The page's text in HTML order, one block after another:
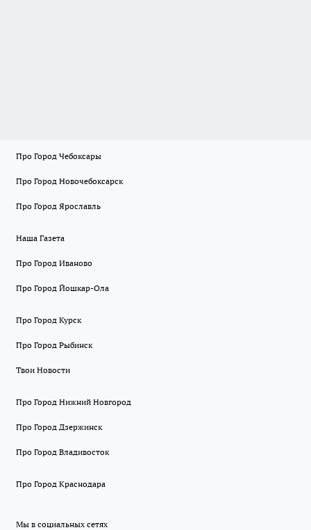
Про Город Чебоксары
Про Город Новочебоксарск
Про Город Ярославль
Наша Газета
Про Город Иваново
Про Город Йошкар-Ола
Про Город Курск
Про Город Рыбинск
Твои Новости
Про Город Нижний Новгород
Про Город Дзержинск
Про Город Владивосток
Про Город Краснодара
Мы в социальных сетях